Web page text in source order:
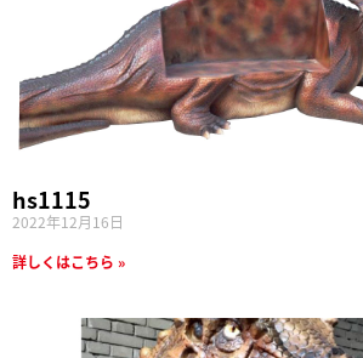
hs1115
2022年12月16日
詳しくはこちら »